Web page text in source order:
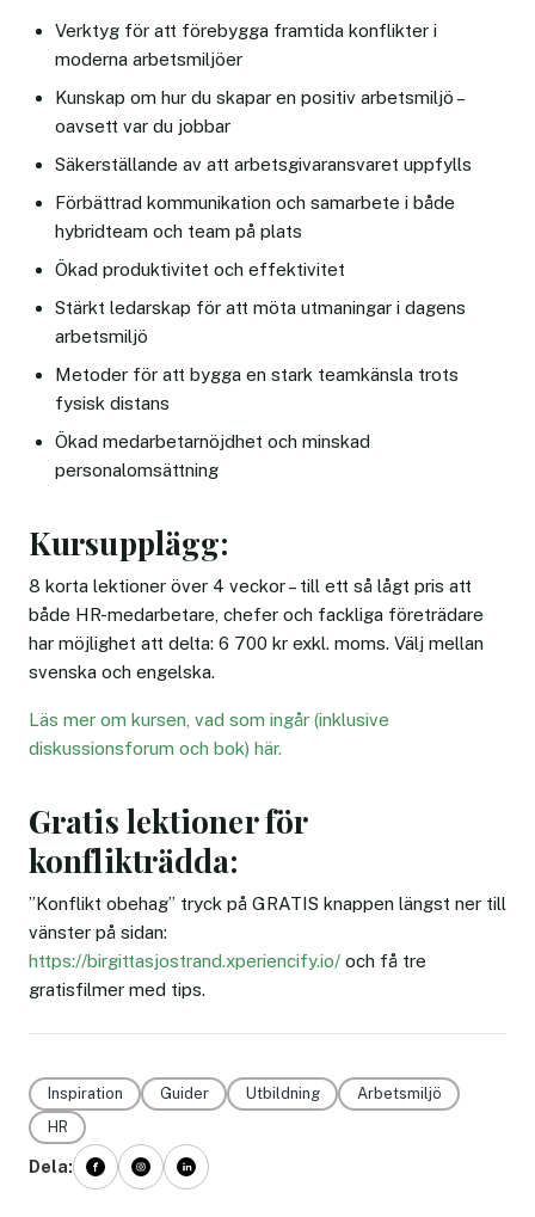
Verktyg för att förebygga framtida konflikter i
moderna arbetsmiljöer
Kunskap om hur du skapar en positiv arbetsmiljö –
oavsett var du jobbar
Säkerställande av att arbetsgivaransvaret uppfylls
Förbättrad kommunikation och samarbete i både
hybridteam och team på plats
Ökad produktivitet och effektivitet
Stärkt ledarskap för att möta utmaningar i dagens
arbetsmiljö
Metoder för att bygga en stark teamkänsla trots
fysisk distans
Ökad medarbetarnöjdhet och minskad
personalomsättning
Kursupplägg:
8 korta lektioner över 4 veckor – till ett så lågt pris att
både HR-medarbetare, chefer och fackliga företrädare
har möjlighet att delta: 6 700 kr exkl. moms. Välj mellan
svenska och engelska.
Läs mer om kursen, vad som ingår (inklusive
diskussionsforum och bok) här.
Gratis lektioner för
konflikträdda:
”Konflikt obehag” tryck på GRATIS knappen längst ner till
vänster på sidan:
https://birgittasjostrand.xperiencify.io/ och få tre
gratisfilmer med tips.
Inspiration Guider Utbildning
Arbetsmiljö
HR
Dela: